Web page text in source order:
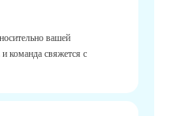
вашей
команда свяжется с